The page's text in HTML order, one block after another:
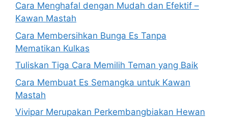
Cara Menghafal dengan Mudah dan Efektif –
Kawan Mastah
Cara Membersihkan Bunga Es Tanpa
Mematikan Kulkas
Tuliskan Tiga Cara Memilih Teman yang Baik
Cara Membuat Es Semangka untuk Kawan
Mastah
Vivipar Merupakan Perkembangbiakan Hewan